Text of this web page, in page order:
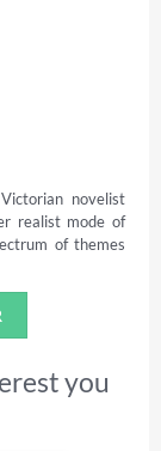
novelist
realist mode of
of themes
you